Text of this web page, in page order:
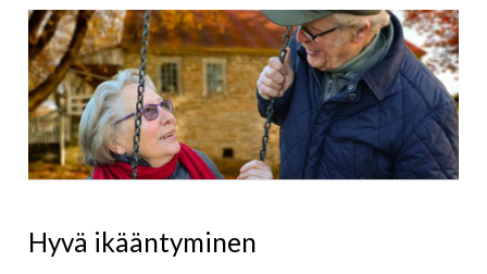
are
here:
Hyvä ikääntyminen